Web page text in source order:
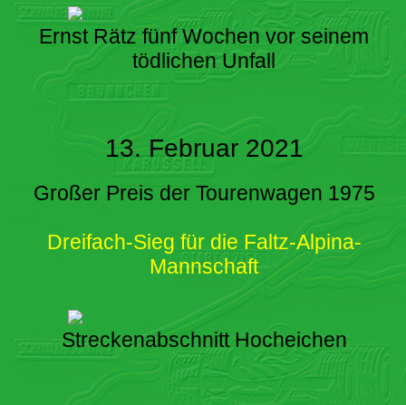
Ernst Rätz fünf Wochen vor seinem
tödlichen Unfall
13. Februar 2021
Großer Preis der Tourenwagen 1975
Dreifach-Sieg für die Faltz-Alpina-
Mannschaft
Streckenabschnitt Hocheichen